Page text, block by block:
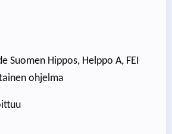
Suomen Hippos, Helppo A, FEI
ohjelma